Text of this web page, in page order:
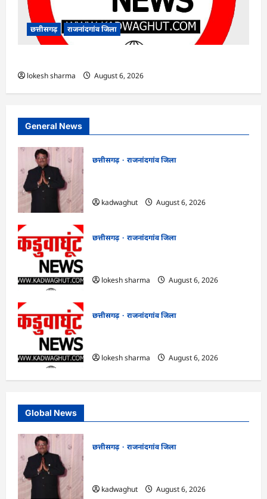
छत्तीसगढ़ राजनांदगांव जिला
lokesh sharma August 6, 2026
General News
छत्तीसगढ़
राजनांदगांव जिला
kadwaghut
August 6, 2026
छत्तीसगढ़
राजनांदगांव जिला
lokesh sharma
August 6, 2026
छत्तीसगढ़
राजनांदगांव जिला
lokesh sharma
August 6, 2026
Global News
छत्तीसगढ़
राजनांदगांव जिला
kadwaghut
August 6, 2026